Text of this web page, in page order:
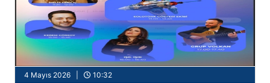
4 Mayıs 2026 | 10:32